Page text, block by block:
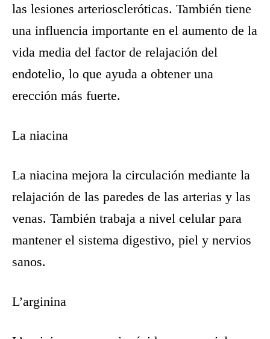
las lesiones arterioscleróticas. También tiene
una influencia importante en el aumento de la
vida media del factor de relajación del
endotelio, lo que ayuda a obtener una
erección más fuerte.
La niacina
La niacina mejora la circulación mediante la
relajación de las paredes de las arterias y las
venas. También trabaja a nivel celular para
mantener el sistema digestivo, piel y nervios
sanos.
L’arginina